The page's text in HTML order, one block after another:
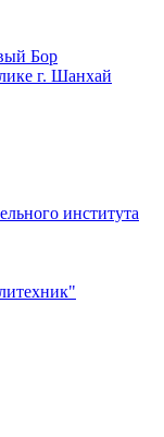
Бор
г. Шанхай
института